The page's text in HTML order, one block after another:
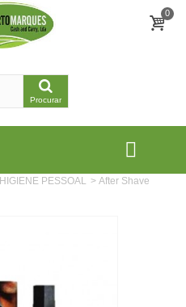
0
Procurar
HIGIENE PESSOAL > After Shave